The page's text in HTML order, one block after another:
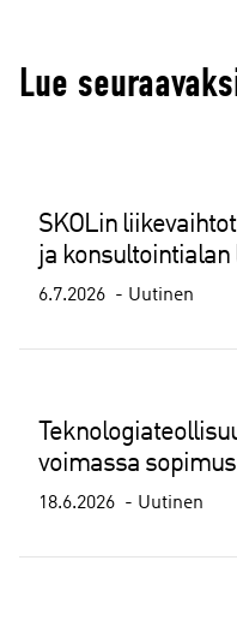
Lue
SKOLin
ja konsultointialan
6.7.2026 Uutinen
voimassa
18.6.2026 Uutinen